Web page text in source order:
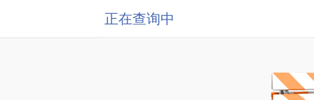
正在查询中